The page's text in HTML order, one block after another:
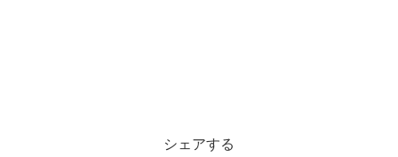
シェアする